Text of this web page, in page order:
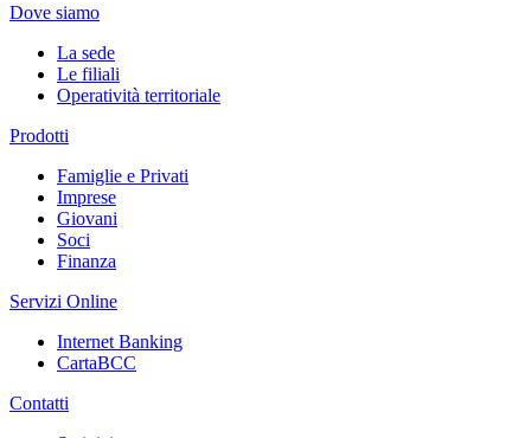
Dove siamo
La sede
Le filiali
Operatività territoriale
Prodotti
Famiglie e Privati
Imprese
Giovani
Soci
Finanza
Servizi Online
Internet Banking
CartaBCC
Contatti